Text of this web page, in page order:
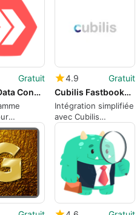
Gratuit
Church Data Connect for Church Community Builder
par
4.9
Gratuit
Cubilis Fastbooker 8211 WordPress plugin
Intégration simplifiée
avec Cubilis
Fastbooker